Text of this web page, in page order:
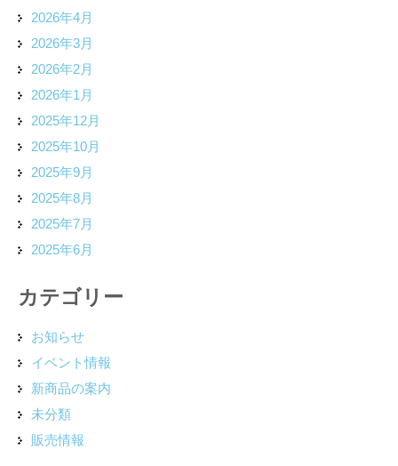
2026年4月
2026年3月
2026年2月
2026年1月
2025年12月
2025年10月
2025年9月
2025年8月
2025年7月
2025年6月
カテゴリー
お知らせ
イベント情報
新商品の案内
未分類
販売情報